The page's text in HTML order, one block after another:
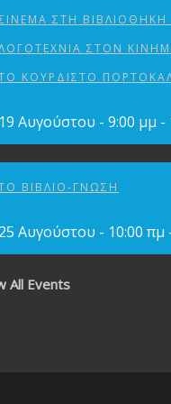
ΣΤΗ ΒΙΒΛΙΟΘΉΚΗ
ΣΤΟΝ
ΚΟΥΡΔΙΣΤΌ
Αυγούστου - 9:00 μμ -
ΒΙΒΛΊΟ-ΓΝΏΣΗ
Αυγούστου - 10:00 πμ
All Events